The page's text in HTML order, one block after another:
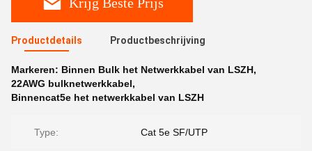
Productdetails Productbeschrijving
Markeren: Binnen Bulk het Netwerkkabel van LSZH,
22AWG bulknetwerkkabel,
Binnencat5e het netwerkkabel van LSZH
Type: Cat 5e SF/UTP